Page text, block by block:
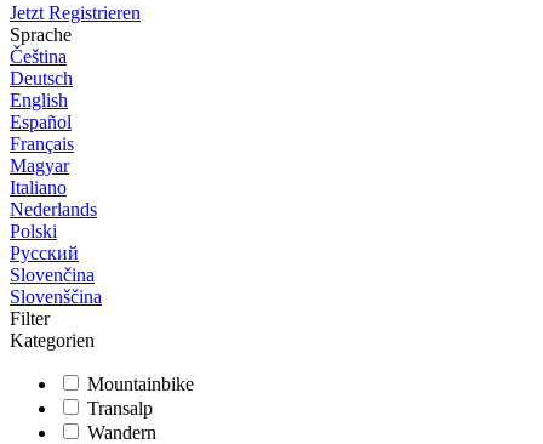
Jetzt Registrieren
Sprache
Čeština
Deutsch
English
Español
Français
Magyar
Italiano
Nederlands
Polski
Русский
Slovenčina
Slovenščina
Filter
Kategorien
Mountainbike
Transalp
Wandern